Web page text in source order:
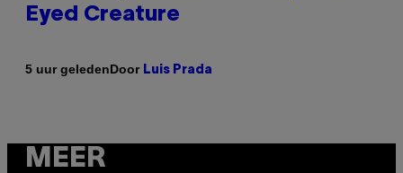
Eyed Creature
5 uur geledenDoor Luis Prada
MEER